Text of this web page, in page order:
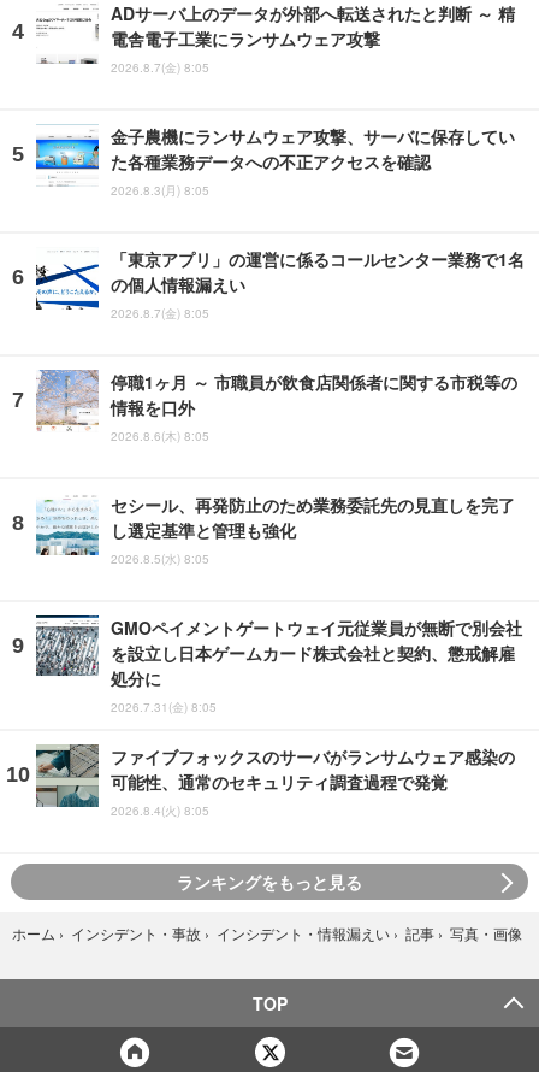
ADサーバ上のデータが外部へ転送されたと判断 ～ 精
電舎電子工業にランサムウェア攻撃
2026.8.7(金) 8:05
金子農機にランサムウェア攻撃、サーバに保存してい
た各種業務データへの不正アクセスを確認
2026.8.3(月) 8:05
「東京アプリ」の運営に係るコールセンター業務で1名
の個人情報漏えい
2026.8.7(金) 8:05
停職1ヶ月 ～ 市職員が飲食店関係者に関する市税等の
情報を口外
2026.8.6(木) 8:05
セシール、再発防止のため業務委託先の見直しを完了
し選定基準と管理も強化
2026.8.5(水) 8:05
GMOペイメントゲートウェイ元従業員が無断で別会社
を設立し日本ゲームカード株式会社と契約、懲戒解雇
処分に
2026.7.31(金) 8:05
ファイブフォックスのサーバがランサムウェア感染の
可能性、通常のセキュリティ調査過程で発覚
2026.8.4(火) 8:05
ランキングをもっと見る
ホーム › インシデント・事故 › インシデント・情報漏えい › 記事 › 写真・画像
TOP